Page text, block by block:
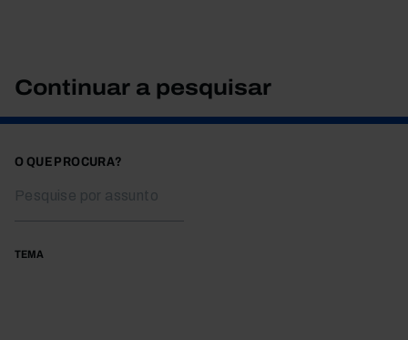
Continuar a pesquisar
O QUE PROCURA?
TEMA